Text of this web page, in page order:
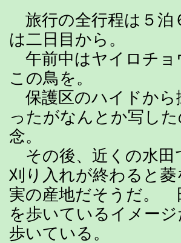
旅行の全行程は５泊
は二日目から。
午前中はヤイロチョ
この鳥を。
保護区のハイドから
ったがなんとか写し
念。
その後、近くの水
刈り入れが終わると
実の産地だそうだ。
を歩いているイメー
歩いている。